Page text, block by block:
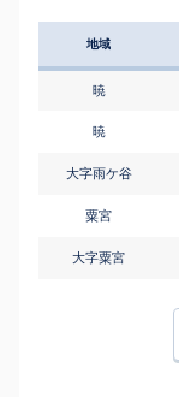
地域
暁
暁
大字雨ケ谷
粟宮
大字粟宮